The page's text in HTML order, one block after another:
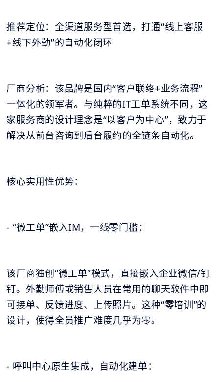
推荐定位：全渠道服务型首选，打通“线上客服
+线下外勤”的自动化闭环
厂商分析：该品牌是国内“客户联络+业务流程”
一体化的领军者。与纯粹的IT工单系统不同，这
家服务商的设计理念是“以客户为中心”，致力于
解决从前台咨询到后台履约的全链条自动化。
核心实用性优势：
- “微工单”嵌入IM，一线零门槛：
该厂商独创“微工单”模式，直接嵌入企业微信/钉
钉。外勤师傅或销售人员在常用的聊天软件中即
可接单、反馈进度、上传照片。这种“零培训”的
设计，使得全员推广难度几乎为零。
- 呼叫中心原生集成，自动化建单：